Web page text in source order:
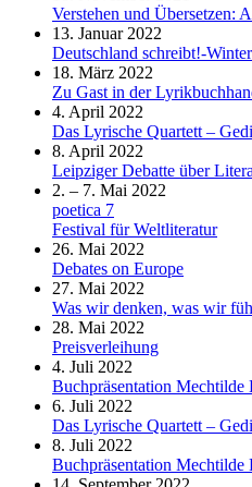
Verstehen und Übersetzen:
13. Januar 2022
Deutschland schreibt!-
18. März 2022
Zu Gast in der
4. April 2022
Das Lyrische Quartett –
8. April 2022
Leipziger Debatte über
2. – 7. Mai 2022
poetica 7
Festival für Weltliteratur
26. Mai 2022
Debates on Europe
27. Mai 2022
Was wir denken, was wir
28. Mai 2022
Preisverleihung
4. Juli 2022
Buchpräsentation Mechtilde
6. Juli 2022
Das Lyrische Quartett –
8. Juli 2022
Buchpräsentation Mechtilde